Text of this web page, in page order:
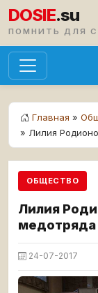
DOSIE.su
ПОМНИТЬ ДЛЯ
Главная »
» Лилия
ОБЩЕСТВО
Лилия
24-07-2017